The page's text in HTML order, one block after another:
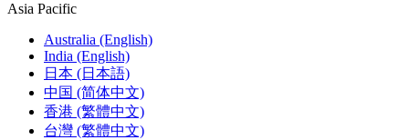
Asia Pacific
Australia (English)
India (English)
日本 (日本語)
中国 (简体中文)
香港 (繁體中文)
台灣 (繁體中文)